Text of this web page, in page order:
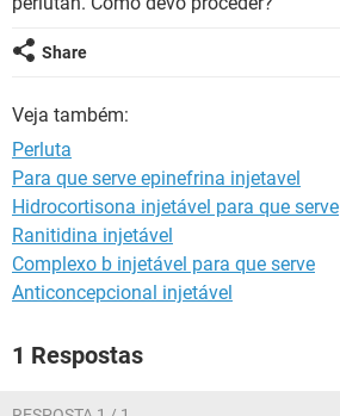
SEXUALIDADE
GLOSSÁRIO
Share
Veja também:
Perluta
Para que serve epinefrina injetavel
Hidrocortisona injetável para que serve
Ranitidina injetável
Complexo b injetável para que serve
Anticoncepcional injetável
1 Respostas